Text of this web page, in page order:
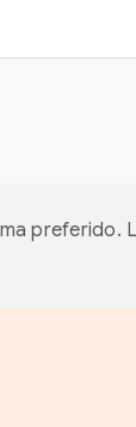
preferido.